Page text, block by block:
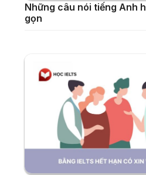
Những câu nói tiếng Anh
gọn